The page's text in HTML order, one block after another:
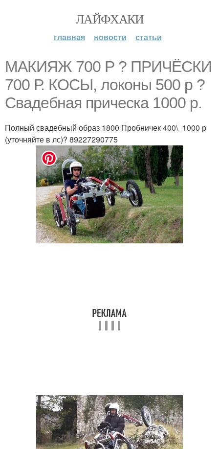
ЛАЙФХАКИ
главная новости статьи
МАКИЯЖ 700 Р ? ПРИЧЁСКИ
700 Р. КОСЫ, локоны 500 р ?
Свадебная прическа 1000 р.
Полный свадебный образ 1800 Пробничек 400\_1000 р
(уточняйте в лс)? 89227290775